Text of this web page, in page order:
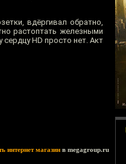
вдёргивал обратно,
растоптать железными
HD просто нет. Акт
интернет магазин в megagroup.ru